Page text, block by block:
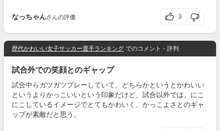
なっちゃんさんの評価 3
歴代かわいい女子サッカー選手ランキング でのコメント・評判
試合外での笑顔とのギャップ
試合中らガツガツプレーしていて、どちらかというとかわいい
というよりかっこいいという印象だけど、試合以外では、にこ
にこしているイメージでとてもかわいく、かっこよさとのギャ
ップが素敵だと思う。